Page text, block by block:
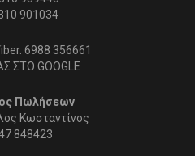
901034
6988 356661
ΣΤΟ GOOGLE
Πωλήσεων
Κωσταντίνος
848423